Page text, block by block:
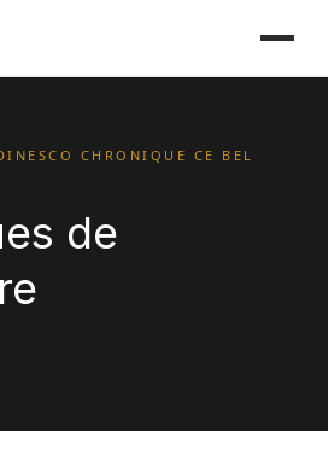
CHRONIQUE CE BEL
de